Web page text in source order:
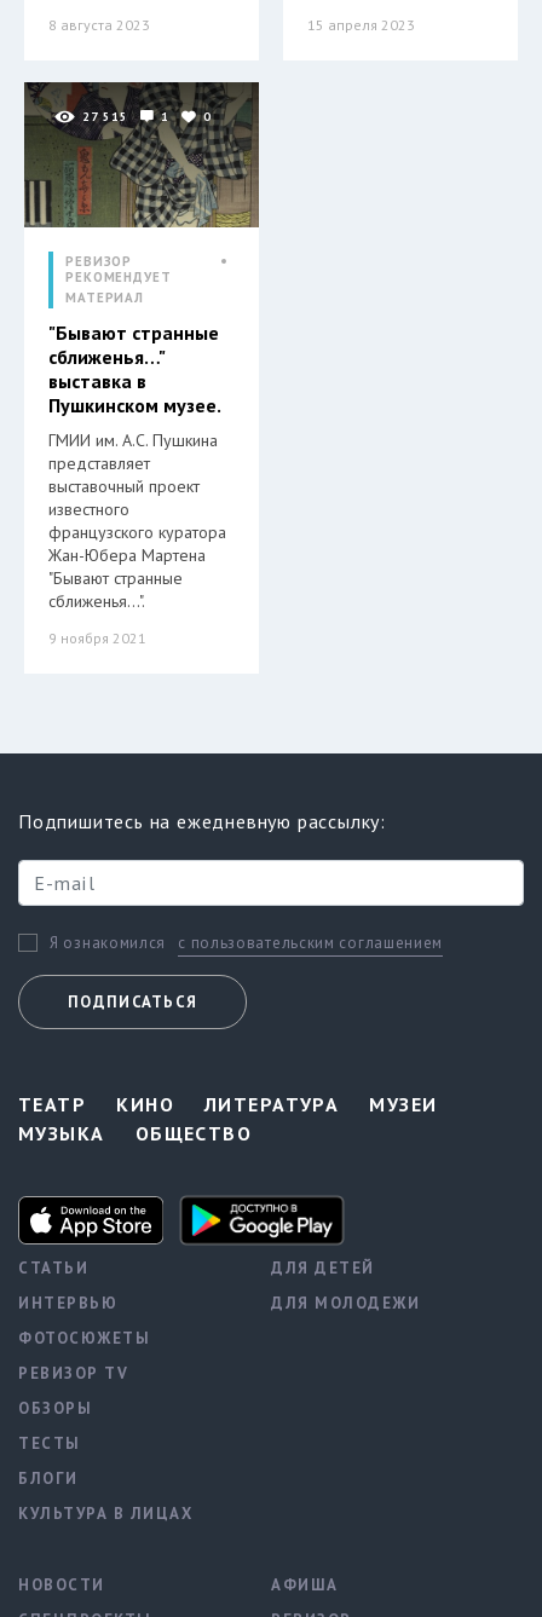
8 августа 2023 15 апреля 2023
27 515 1 0
РЕВИЗОР
РЕКОМЕНДУЕТ
МАТЕРИАЛ
"Бывают странные
сближенья…"
выставка в
Пушкинском музее.
ГМИИ им. А.С. Пушкина
представляет
выставочный проект
известного
французского куратора
Жан-Юбера Мартена
"Бывают странные
сближенья…".
9 ноября 2021
Подпишитесь на ежедневную рассылку:
Я ознакомился с пользовательским соглашением
ПОДПИСАТЬСЯ
ТЕАТР КИНО ЛИТЕРАТУРА
МУЗЕИ
МУЗЫКА
ОБЩЕСТВО
СТАТЬИ
ИНТЕРВЬЮ
ФОТОСЮЖЕТЫ
РЕВИЗОР TV
ОБЗОРЫ
ТЕСТЫ
БЛОГИ
КУЛЬТУРА В ЛИЦАХ
ДЛЯ ДЕТЕЙ
ДЛЯ МОЛОДЕЖИ
НОВОСТИ
АФИША